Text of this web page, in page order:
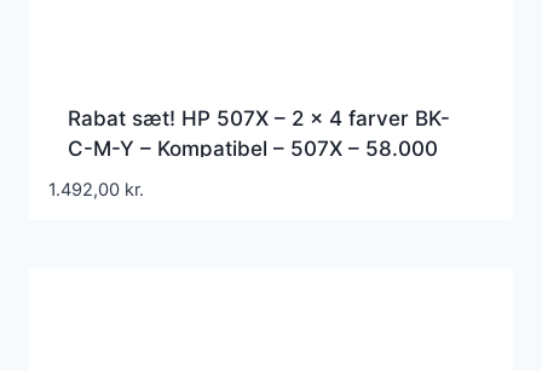
Rabat sæt! HP 507X – 2 x 4 farver BK-
C-M-Y – Kompatibel – 507X – 58.000
sider
1.492,00 kr.